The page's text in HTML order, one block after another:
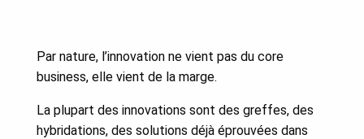
Par nature, l’innovation ne vient pas du core
business, elle vient de la marge.
La plupart des innovations sont des greffes, des
hybridations, des solutions déjà éprouvées dans